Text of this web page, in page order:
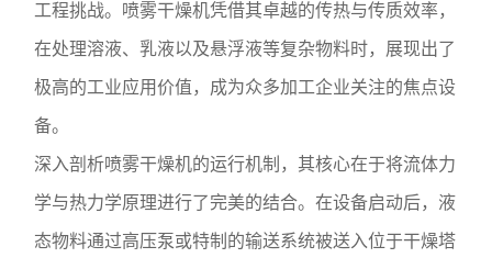
工程挑战。喷雾干燥机凭借其卓越的传热与传质效率，
在处理溶液、乳液以及悬浮液等复杂物料时，展现出了
极高的工业应用价值，成为众多加工企业关注的焦点设
备。
深入剖析喷雾干燥机的运行机制，其核心在于将流体力
学与热力学原理进行了完美的结合。在设备启动后，液
态物料通过高压泵或特制的输送系统被送入位于干燥塔